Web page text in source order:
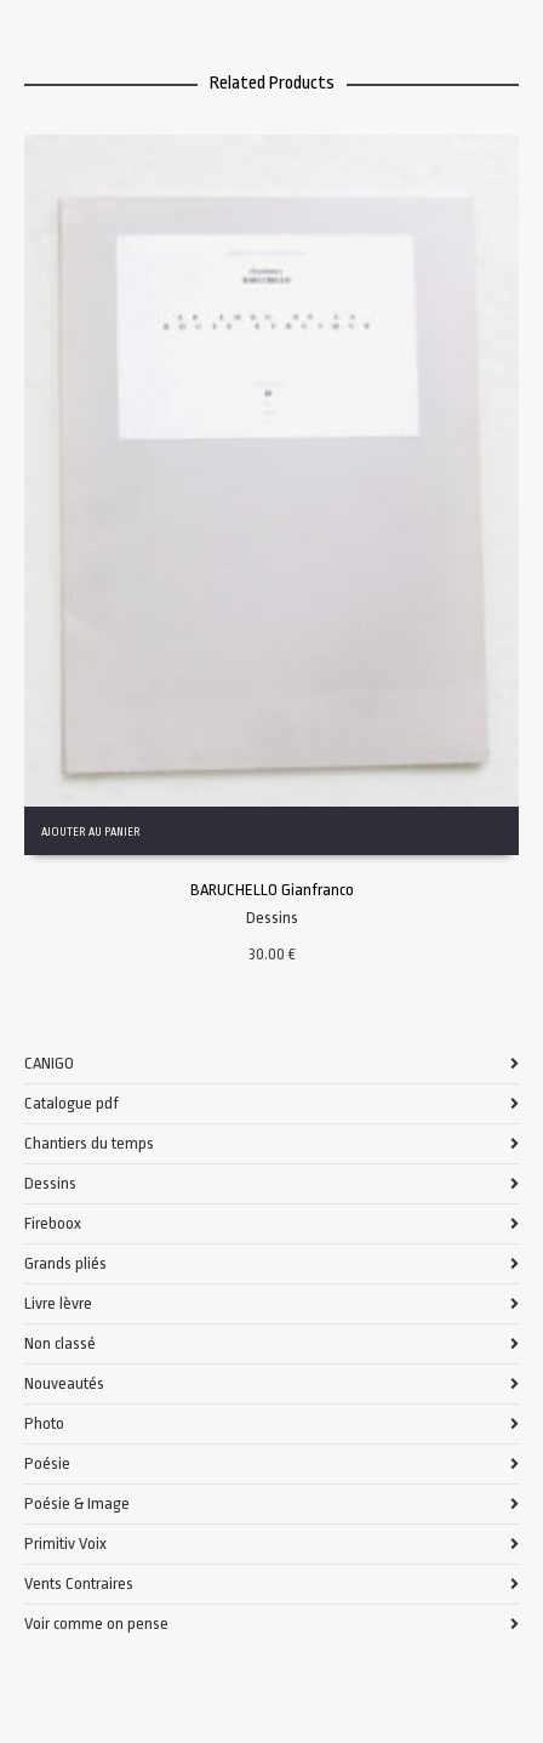
Related Products
AJOUTER AU PANIER
BARUCHELLO Gianfranco
Dessins
30.00€
CANIGO
Catalogue pdf
Chantiers du temps
Dessins
Fireboox
Grands pliés
Livre lèvre
Non classé
Nouveautés
Photo
Poésie
Poésie & Image
Primitiv Voix
Vents Contraires
Voir comme on pense